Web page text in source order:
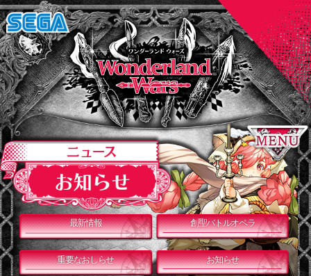
最新情報 創聖バトルオペラ
重要なおしらせ お知らせ